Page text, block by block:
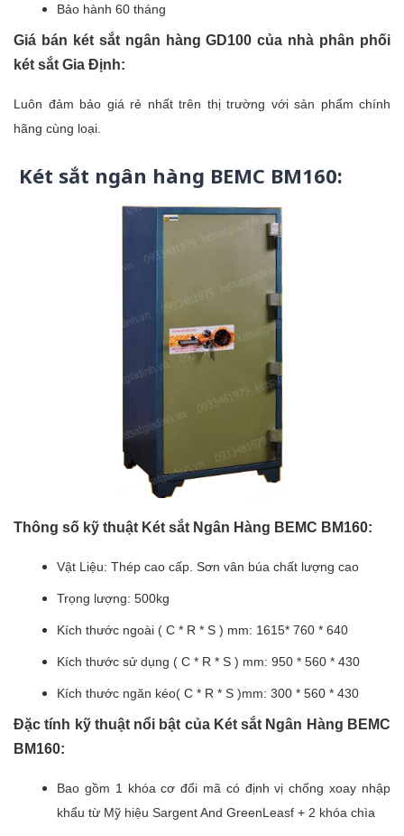
Bảo hành 60 tháng
Giá bán két sắt ngân hàng GD100 của nhà phân phối
két sắt Gia Định:
Luôn đảm bảo giá rẻ nhất trên thị trường với sản phẩm chính
hãng cùng loại.
Két sắt ngân hàng BEMC BM160:
Thông số kỹ thuật Két sắt Ngân Hàng BEMC BM160:
Vật Liệu: Thép cao cấp. Sơn vân búa chất lượng cao
Trọng lượng: 500kg
Kích thước ngoài ( C * R * S ) mm: 1615* 760 * 640
Kích thước sử dụng ( C * R * S ) mm: 950 * 560 * 430
Kích thước ngăn kéo( C * R * S )mm: 300 * 560 * 430
Đặc tính kỹ thuật nổi bật của Két sắt Ngân Hàng BEMC
BM160:
Bao gồm 1 khóa cơ đổi mã có định vị chống xoay nhập
khẩu từ Mỹ hiệu Sargent And GreenLeasf + 2 khóa chìa